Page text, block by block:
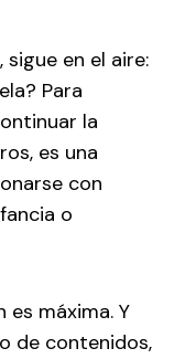
en el aire:
Para
la
es una
con
o
máxima. Y
de contenidos,